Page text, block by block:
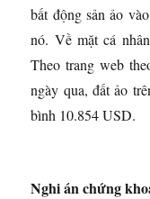
bất động sản ảo
nó. Về mặt cá
Theo trang web
ngày qua, đất ảo
bình 10.854 USD.
Nghi án chứng